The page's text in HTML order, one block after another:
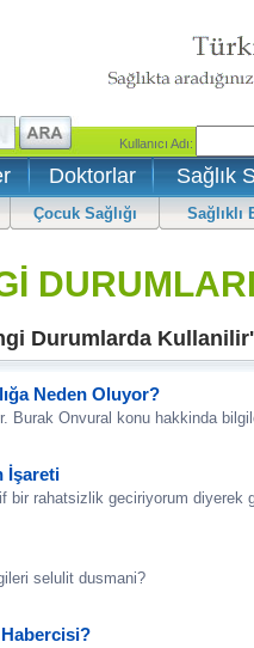
Doktorlar Sağlık
Çocuk Sağlığı Sağlıklı
Durumlarda Kullanilir'
Neden Oluyor?
Burak Onvural konu hakkinda
İşareti
bir rahatsizlik geciriyorum diyerek
selulit dusmani?
Habercisi?